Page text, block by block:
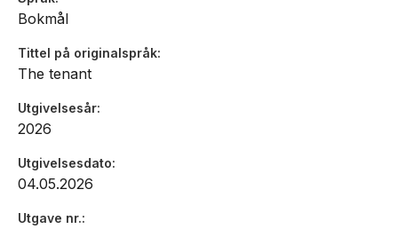
Bokmål
Tittel på originalspråk
The tenant
Utgivelsesår
2026
Utgivelsesdato
04.05.2026
Utgave nr.